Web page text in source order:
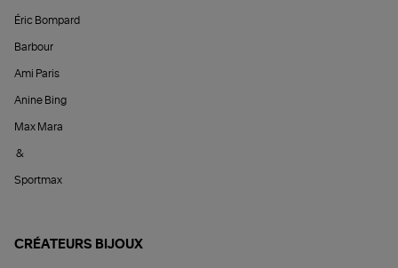
Éric Bompard
Barbour
Ami Paris
Anine Bing
Max Mara
&
Sportmax
CRÉATEURS BIJOUX